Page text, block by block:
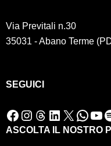
Via Previtali n.30
35031 - Abano Terme
SEGUICI
Facebook Instagram Threads LinkedIn X WhatsApp YouTube Spotify
ASCOLTA IL NOSTRO